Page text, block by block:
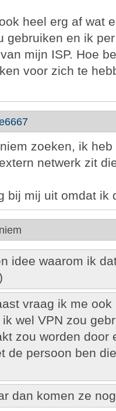
heel erg af wat
gebruiken en ik
mijn ISP. Hoe
voor zich te
zoeken, ik
netwerk zit
bij mij uit omdat ik
idee waarom ik
vraag ik me
wel VPN zou
zou worden door
de persoon ben
dan komen ze